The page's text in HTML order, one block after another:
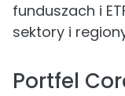
funduszach i
sektory i
Portfel